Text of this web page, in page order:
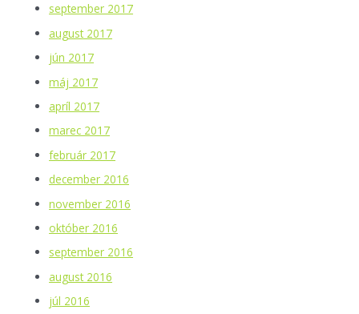
september 2017
august 2017
jún 2017
máj 2017
apríl 2017
marec 2017
február 2017
december 2016
november 2016
október 2016
september 2016
august 2016
júl 2016